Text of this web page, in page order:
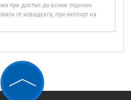
при достъп до всеки отделен
от извадката, при експорт на